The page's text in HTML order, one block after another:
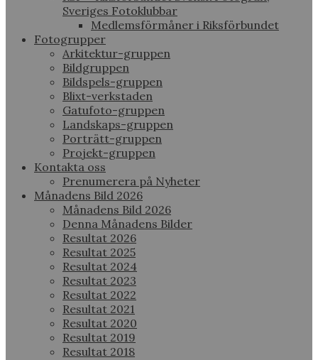
Sveriges Fotoklubbar
Medlemsförmåner i Riksförbundet
Fotogrupper
Arkitektur-gruppen
Bildgruppen
Bildspels-gruppen
Blixt-verkstaden
Gatufoto-gruppen
Landskaps-gruppen
Porträtt-gruppen
Projekt-gruppen
Kontakta oss
Prenumerera på Nyheter
Månadens Bild 2026
Månadens Bild 2026
Denna Månadens Bilder
Resultat 2026
Resultat 2025
Resultat 2024
Resultat 2023
Resultat 2022
Resultat 2021
Resultat 2020
Resultat 2019
Resultat 2018